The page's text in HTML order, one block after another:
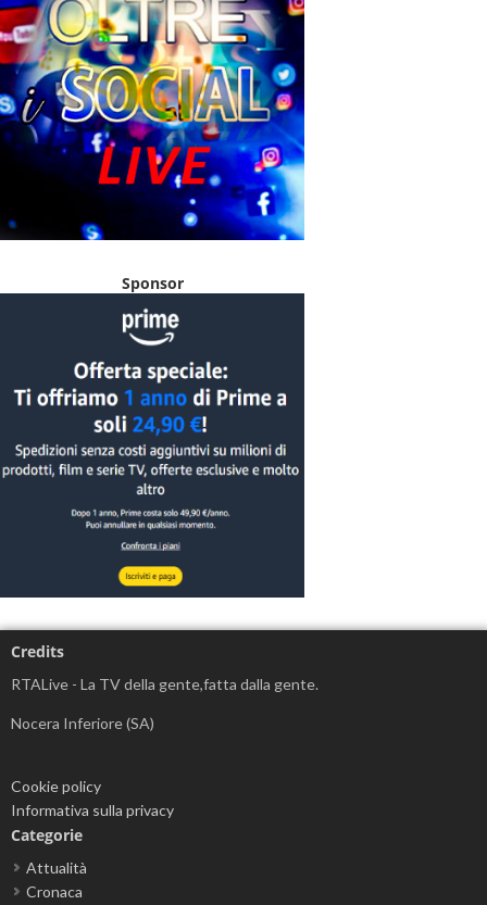
Sponsor
Credits
RTALive - La TV della gente,fatta dalla gente.
Nocera Inferiore (SA)
Cookie policy
Informativa sulla privacy
Categorie
Attualità
Cronaca